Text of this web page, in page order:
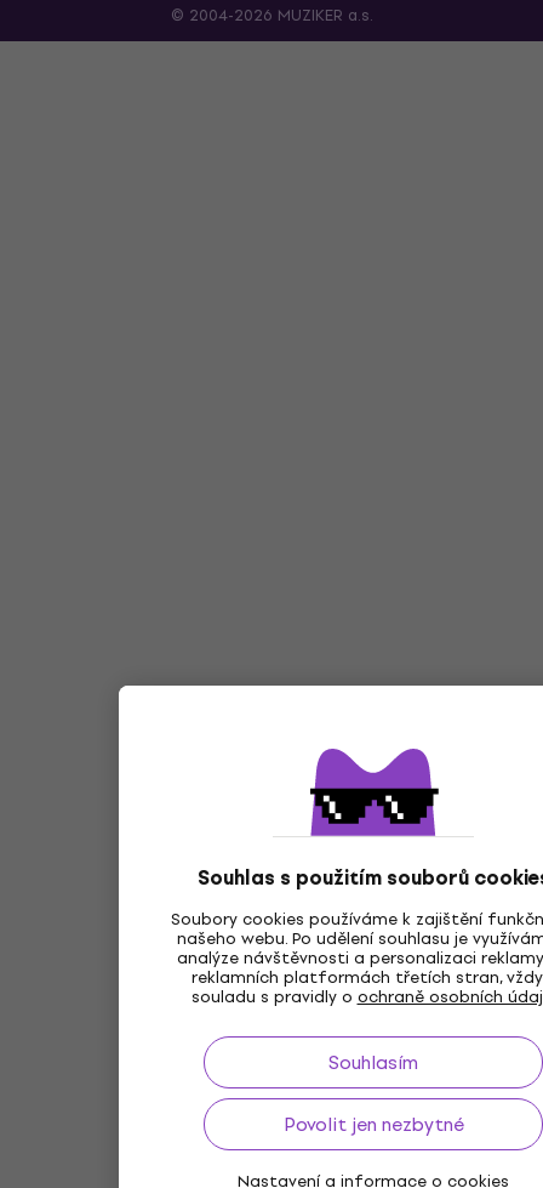
Souhlas s použitím souborů
Soubory cookies používáme k zajištění
našeho webu. Po udělení souhlasu je
analýze návštěvnosti a personalizaci
reklamních platformách třetích stran,
souladu s pravidly o ochraně osobních
Souhlasím
Povolit jen nezbytné
Nastavení a informace o cookies
© 2004-2026 MUZIKER a.s.